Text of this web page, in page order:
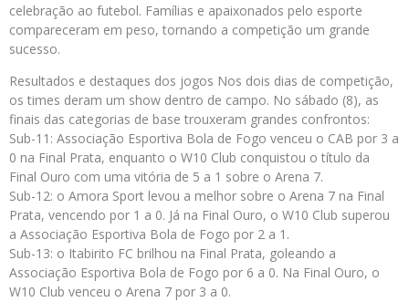
celebração ao futebol. Famílias e apaixonados pelo esporte
compareceram em peso, tornando a competição um grande
sucesso.
Resultados e destaques dos jogos Nos dois dias de competição,
os times deram um show dentro de campo. No sábado (8), as
finais das categorias de base trouxeram grandes confrontos:
Sub-11: Associação Esportiva Bola de Fogo venceu o CAB por 3 a
0 na Final Prata, enquanto o W10 Club conquistou o título da
Final Ouro com uma vitória de 5 a 1 sobre o Arena 7.
Sub-12: o Amora Sport levou a melhor sobre o Arena 7 na Final
Prata, vencendo por 1 a 0. Já na Final Ouro, o W10 Club superou
a Associação Esportiva Bola de Fogo por 2 a 1.
Sub-13: o Itabirito FC brilhou na Final Prata, goleando a
Associação Esportiva Bola de Fogo por 6 a 0. Na Final Ouro, o
W10 Club venceu o Arena 7 por 3 a 0.